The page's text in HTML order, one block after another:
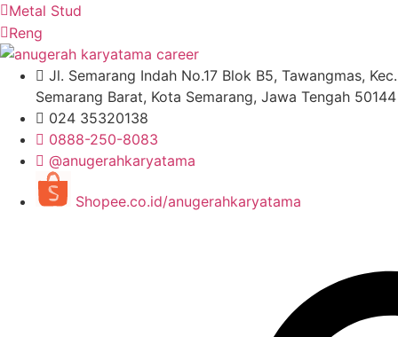
Metal Stud
Reng
Jl. Semarang Indah No.17 Blok B5, Tawangmas, Kec.
Semarang Barat, Kota Semarang, Jawa Tengah 50144
024 35320138
0888-250-8083
@anugerahkaryatama
Shopee.co.id/anugerahkaryatama